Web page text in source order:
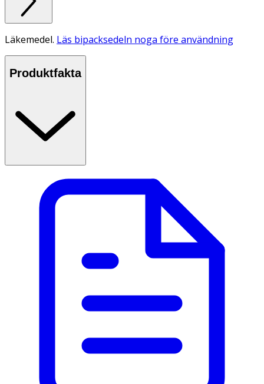
Läkemedel. Läs bipacksedeln noga före användning
Produktfakta